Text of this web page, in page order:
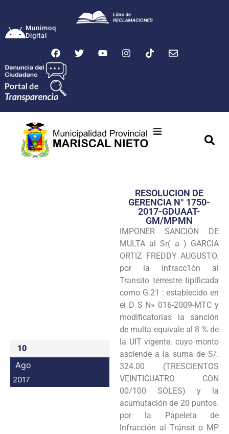
Munimoq
Digital
Transparencia
Seguridad
Programas
Intranet
10
Ago
2017
RESOLUCION DE
GERENCIA N° 1750-
2017-GDUAAT-
GM/MPMN
IMPONER SANCIÓN DE
MULTA al Sr( a ) GARCIA
ORTIZ FREDDY AUGUSTO.
por la infracc1ón al
Transito terrestre tipificada
como G.21 : establecido en
ei D S N» 016-2009-MTC y
modificatorias la sanción
de multa equivale al 8 % de
la UIT vigente. cuyo monto
asciende a la suma de S/.
324.00 (TRESCIENTOS
VEINTICUATRO CON
00/100 SOLES) y la
acumutación de 20 puntos.
por la Papeleta de
lnfracción al Tránsit o MP